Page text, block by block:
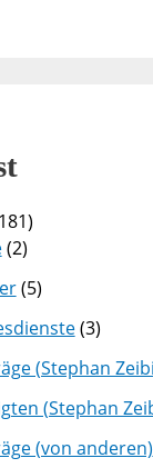
(2)
(5)
(3)
(Stephan
(Stephan
(von anderen)